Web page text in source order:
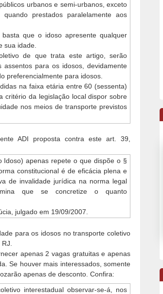
urbanos e semi-urbanos, exceto
prestados paralelamente aos
que o idoso apresente qualquer
sua idade.
de que trata este artigo, serão
para os idosos, devidamente
preferencialmente para idosos.
na faixa etária entre 60 (sessenta)
critério da legislação local dispor sobre
nos meios de transporte previstos
ADI proposta contra este art. 39,
Idoso) apenas repete o que dispõe o §
constitucional é de eficácia plena e
de invalidade jurídica na norma legal
que se concretize o quanto
julgado em 19/09/2007.
para os idosos no transporte coletivo
RJ.
apenas 2 vagas gratuitas e apenas
Se houver mais interessados, somente
apenas de desconto. Confira:
interestadual observar-se-á, nos